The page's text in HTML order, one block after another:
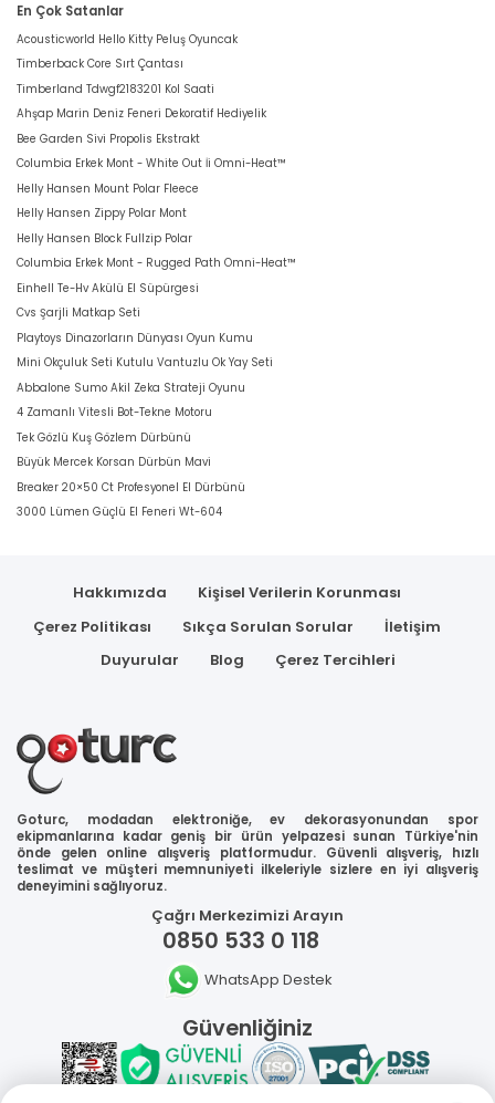
En Çok Satanlar
Acousticworld Hello Kitty Peluş Oyuncak
Timberback Core Sırt Çantası
Timberland Tdwgf2183201 Kol Saati
Ahşap Marin Deniz Feneri Dekoratif Hediyelik
Bee Garden Sivi Propolis Ekstrakt
Columbia Erkek Mont - White Out İi Omni-Heat™
Helly Hansen Mount Polar Fleece
Helly Hansen Zippy Polar Mont
Helly Hansen Block Fullzip Polar
Columbia Erkek Mont - Rugged Path Omni-Heat™
Einhell Te-Hv Akülü El Süpürgesi
Cvs Şarjli Matkap Seti
Playtoys Dinazorların Dünyası Oyun Kumu
Mini Okçuluk Seti Kutulu Vantuzlu Ok Yay Seti
Abbalone Sumo Akil Zeka Strateji Oyunu
4 Zamanlı Vitesli Bot-Tekne Motoru
Tek Gözlü Kuş Gözlem Dürbünü
Büyük Mercek Korsan Dürbün Mavi
Breaker 20×50 Ct Profesyonel El Dürbünü
3000 Lümen Güçlü El Feneri Wt-604
Hakkımızda
Kişisel Verilerin Korunması
Çerez Politikası
Sıkça Sorulan Sorular
İletişim
Duyurular
Blog Çerez Tercihleri
Goturc, modadan elektroniğe, ev dekorasyonundan spor
ekipmanlarına kadar geniş bir ürün yelpazesi sunan Türkiye'nin
önde gelen online alışveriş platformudur. Güvenli alışveriş, hızlı
teslimat ve müşteri memnuniyeti ilkeleriyle sizlere en iyi alışveriş
deneyimini sağlıyoruz.
Çağrı Merkezimizi Arayın
0850 533 0 118
WhatsApp Destek
Güvenliğiniz